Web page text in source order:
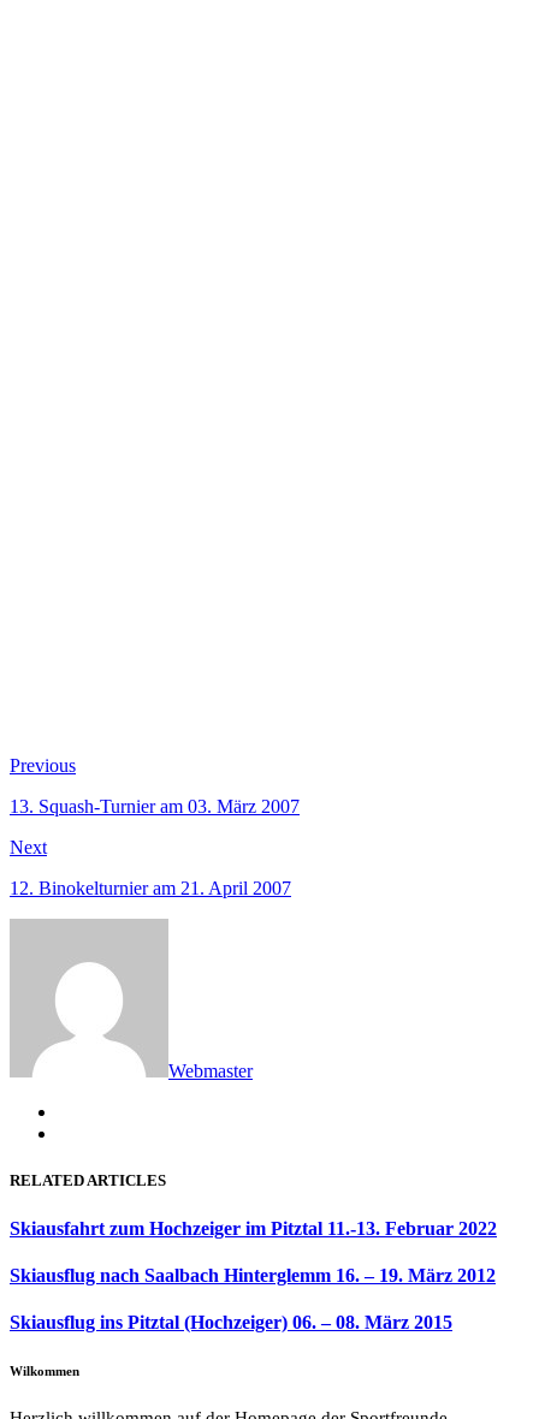
Beitragsnavigation
PreviousPrevious
13. Squash-Turnier am 03. März 2007
NextNext
12. Binokelturnier am 21. April 2007
Webmaster
RELATED ARTICLES
Skiausfahrt zum Hochzeiger im Pitztal 11.-13. Februar 2022
Skiausflug nach Saalbach Hinterglemm 16. – 19. März 2012
Skiausflug ins Pitztal (Hochzeiger) 06. – 08. März 2015
Wilkommen